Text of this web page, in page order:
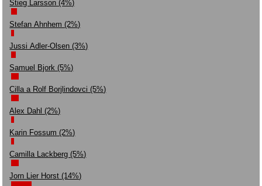
Stieg Larsson (4%)
Stefan Ahnhem (2%)
Jussi Adler-Olsen (3%)
Samuel Bjork (5%)
Cilla a Rolf Borjlindovci (5%)
Alex Dahl (2%)
Karin Fossum (2%)
Camilla Lackberg (5%)
Jorn Lier Horst (14%)